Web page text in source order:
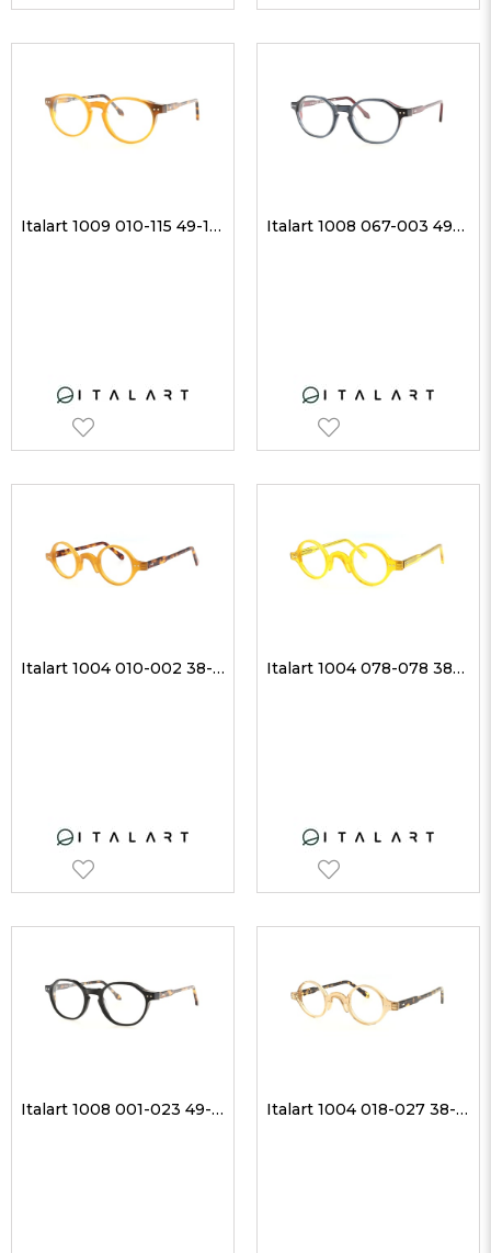
Italart 1009 010-115 49-19 Unisex Optik Gözlükler Italart 1008 067-003 49-20 Unisex Optik Gözlükler
Italart 1004 010-002 38-29 Unisex Optik Gözlükler Italart 1004 078-078 38-29 Unisex Optik Gözlükler
Italart 1008 001-023 49-20 Unisex Optik Gözlükler Italart 1004 018-027 38-29 Unisex Optik Gözlükler